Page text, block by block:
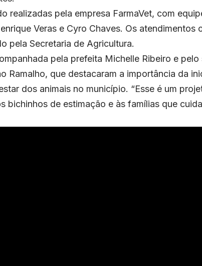
realizadas pela empresa FarmaVet, com
Veras e Cyro Chaves. Os atendimentos
pela Secretaria de Agricultura.
pela prefeita Michelle Ribeiro e
Ramalho, que destacaram a importância da
dos animais no município. “Esse é um
bichinhos de estimação e às famílias que